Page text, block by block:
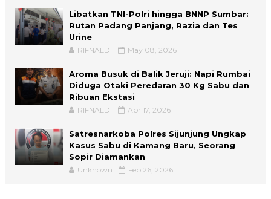
Libatkan TNI-Polri hingga BNNP Sumbar:
Rutan Padang Panjang, Razia dan Tes
Urine
RIFNALDI May 08, 2026
Aroma Busuk di Balik Jeruji: Napi Rumbai
Diduga Otaki Peredaran 30 Kg Sabu dan
Ribuan Ekstasi
RIFNALDI Apr 17, 2026
Satresnarkoba Polres Sijunjung Ungkap
Kasus Sabu di Kamang Baru, Seorang
Sopir Diamankan
Unknown Feb 26, 2026